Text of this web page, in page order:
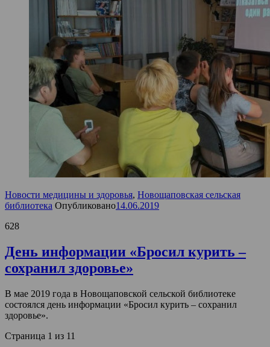
Новости медицины и здоровья, Новощаповская сельская
библиотека Опубликовано14.06.2019
628
День информации «Бросил курить –
сохранил здоровье»
В мае 2019 года в Новощаповской сельской библиотеке
состоялся день информации «Бросил курить – сохранил
здоровье».
Страница 1 из 11